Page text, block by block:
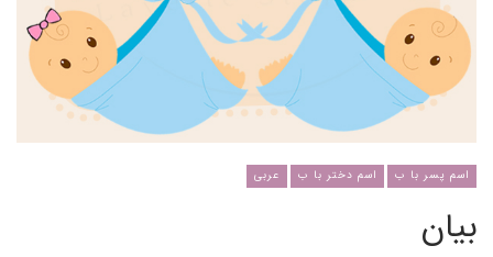
اسم پسر با ب اسم دختر با ب عربی
بیان